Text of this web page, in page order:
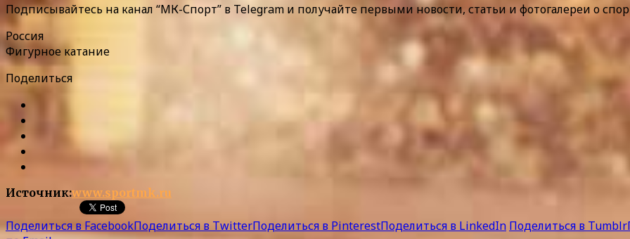
Подписывайтесь на канал “МК-Спорт” в Telegram и получайте первыми новости, статьи и фотогалереи о
Россия
Фигурное катание
Поделиться
Источник:www.sportmk.ru
Поделиться в FacebookПоделиться в TwitterПоделиться в PinterestПоделиться в LinkedIn Поделиться в Tumblr